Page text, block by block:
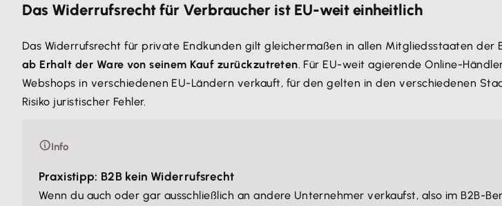
Das Widerrufsrecht für Verbraucher ist EU-weit einheitlich
Das Widerrufsrecht für private Endkunden gilt gleichermaßen in allen Mitgliedsstaaten der
ab Erhalt der Ware von seinem Kauf zurückzutreten. Für EU-weit agierende Online-
Webshops in verschiedenen EU-Ländern verkauft, für den gelten in den verschiedenen
Risiko juristischer Fehler.
Info
Praxistipp: B2B kein Widerrufsrecht
Wenn du auch oder gar ausschließlich an andere Unternehmer verkaufst, also im B2B-